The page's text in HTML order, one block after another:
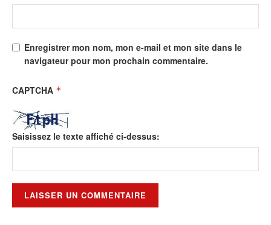
Enregistrer mon nom, mon e-mail et mon site dans le
navigateur pour mon prochain commentaire.
CAPTCHA *
Saisissez le texte affiché ci-dessus: